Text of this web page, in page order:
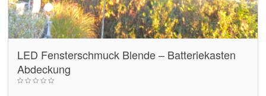
LED Fensterschmuck Blende – Batteriekasten
Abdeckung